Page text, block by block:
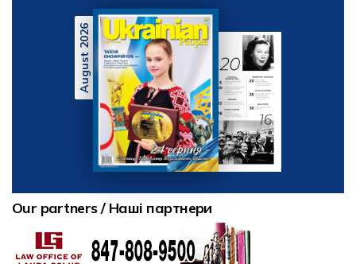
August 2026
Our partners / Наші партнери